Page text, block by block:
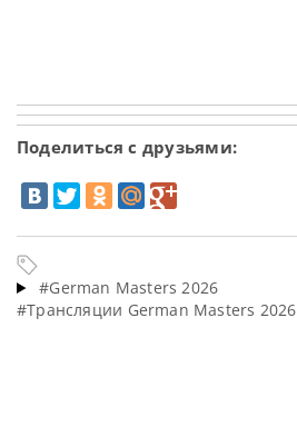
Поделиться с друзьями:
#German Masters 2026
#Трансляции German Masters 2026